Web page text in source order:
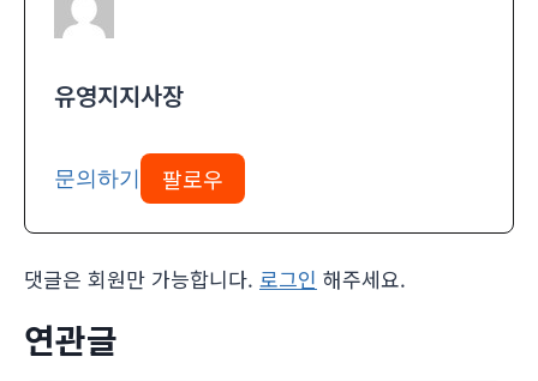
유영지지사장
문의하기 팔로우
댓글은 회원만 가능합니다. 로그인 해주세요.
연관글